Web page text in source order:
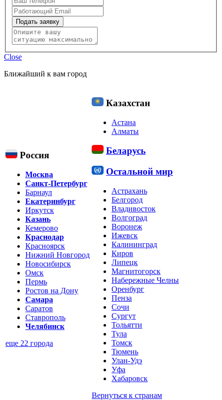
Подать заявку
Close
Ближайший к вам город
Россия
Москва
Санкт-Петербург
Барнаул
Екатеринбург
Иркутск
Казань
Кемерово
Краснодар
Красноярск
Нижний Новгород
Новосибирск
Омск
Пермь
Ростов на Дону
Самара
Саратов
Ставрополь
Челябинск
еще 22 города
Казахстан
Астана
Алматы
Беларусь
Остальной мир
Астрахань
Белгород
Владивосток
Волгоград
Воронеж
Ижевск
Калининград
Киров
Липецк
Магнитогорск
Набережные Челны
Оренбург
Пенза
Сочи
Сургут
Тольятти
Тула
Томск
Тюмень
Улан-Удэ
Уфа
Хабаровск
Вернуться к странам